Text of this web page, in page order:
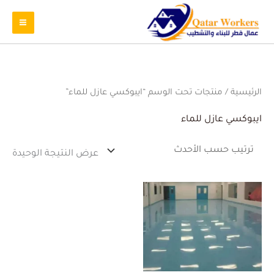
الرئيسية / منتجات تحت الوسم “ايبوكسي عازل للماء”
ايبوكسي عازل للماء
عرض النتيجة الوحيدة